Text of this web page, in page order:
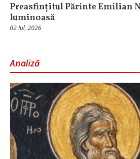
Preasfințitul Părinte Emilian
luminoasă
02 Iul, 2026
Analiză